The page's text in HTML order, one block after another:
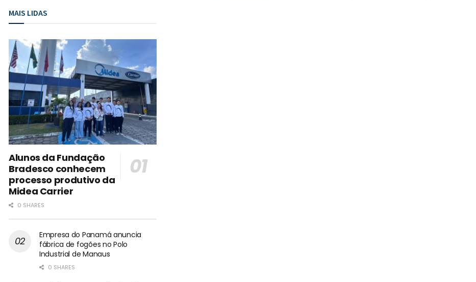
MAIS LIDAS
Alunos da Fundação
Bradesco conhecem
processo produtivo da
Midea Carrier
0 SHARES
Empresa do Panamá anuncia
fábrica de fogões no Polo
Industrial de Manaus
0 SHARES